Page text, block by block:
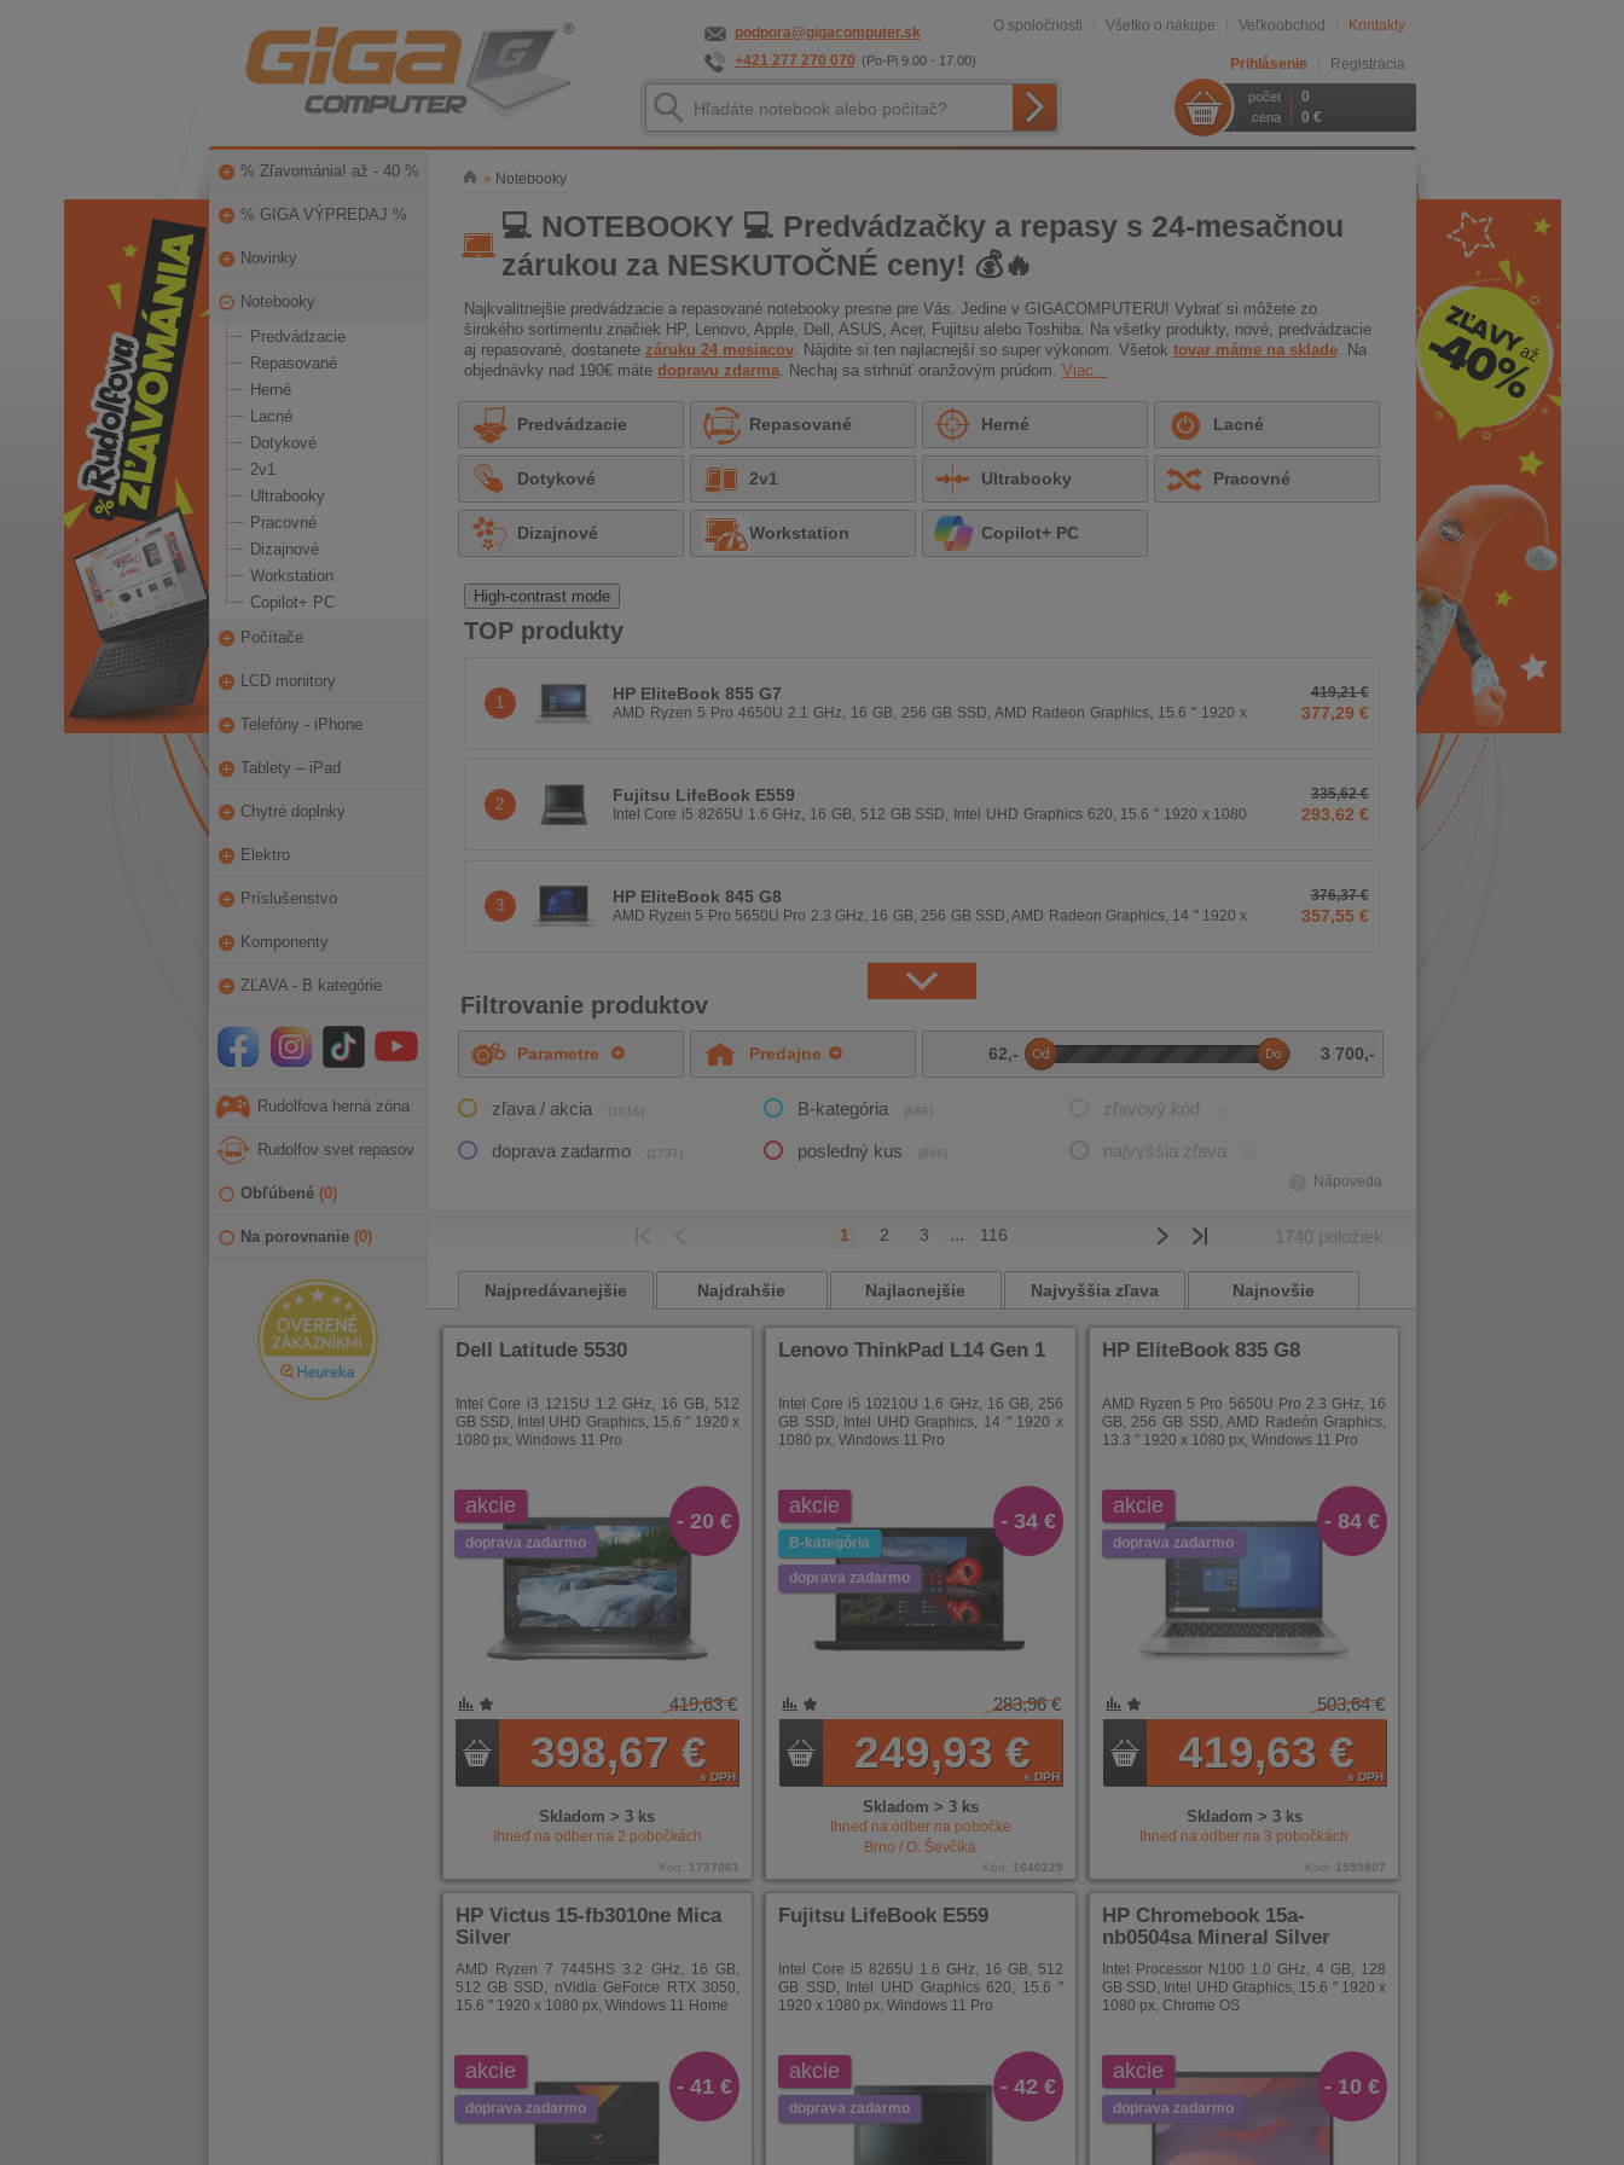
podpora@gigacomputer.sk
+421 277 270 070 (Po-Pi 9.00 - 17.00)
O spoločnosti Všetko o nákupe Veľkoobchod Kontakty
Prihlásenie Registrácia
počet 0
cena 0 €
% Zľavománia! až - 40 %
% GIGA VÝPREDAJ %
Novinky
Notebooky
Predvádzacie
Repasované
Herné
Lacné
Dotykové
2v1
Ultrabooky
Pracovné
Dizajnové
Workstation
Copilot+ PC
Počítače
LCD monitory
Telefóny - iPhone
Tablety – iPad
Chytré doplnky
Elektro
Príslušenstvo
Komponenty
ZĽAVA - B kategórie
Rudolfova herná zóna
Rudolfov svet repasov
Obľúbené (0)
Na porovnanie (0)
» Notebooky
💻 NOTEBOOKY 💻 Predvádzačky a repasy s 24-mesačnou
zárukou za NESKUTOČNÉ ceny! 💰🔥
Najkvalitnejšie predvádzacie a repasované notebooky presne pre Vás. Jedine v GIGACOMPUTERU! Vybrať si môžete zo
širokého sortimentu značiek HP, Lenovo, Apple, Dell, ASUS, Acer, Fujitsu alebo Toshiba. Na všetky produkty, nové, predvádzacie
aj repasované, dostanete záruku 24 mesiacov. Nájdite si ten najlacnejší so super výkonom. Všetok tovar máme na sklade. Na
objednávky nad 190€ máte dopravu zdarma. Nechaj sa strhnúť oranžovým prúdom. Viac...
Predvádzacie Repasované Herné Lacné
Dotykové 2v1 Ultrabooky Pracovné
Dizajnové Workstation Copilot+ PC
High-contrast mode
TOP produkty
1 HP EliteBook 855 G7
AMD Ryzen 5 Pro 4650U 2.1 GHz, 16 GB, 256 GB SSD, AMD Radeon Graphics, 15.6 " 1920 x
419,21 €
377,29 €
2 Fujitsu LifeBook E559
Intel Core i5 8265U 1.6 GHz, 16 GB, 512 GB SSD, Intel UHD Graphics 620, 15.6 " 1920 x 1080
335,62 €
293,62 €
3 HP EliteBook 845 G8
AMD Ryzen 5 Pro 5650U Pro 2.3 GHz, 16 GB, 256 GB SSD, AMD Radeon Graphics, 14 " 1920 x
376,37 €
357,55 €
Filtrovanie produktov
Parametre Predajne 62,- 3 700,-
zľava / akcia B-kategória zľavový kód
doprava zadarmo posledný kus najvyššia zľava
Nápoveda
Najpredávanejšie Najdrahšie Najlacnejšie Najvyššia zľava Najnovšie
1 2 3 ... 116 1740 položiek
Dell Latitude 5530
Intel Core i3 1215U 1.2 GHz, 16 GB, 512
GB SSD, Intel UHD Graphics, 15.6 " 1920 x
1080 px, Windows 11 Pro
akcie
doprava zadarmo
- 20 €
419,63 €
398,67 €s DPH
Skladom > 3 ks
Ihneď na odber na 2 pobočkách
Kód: 1737061
Lenovo ThinkPad L14 Gen 1
Intel Core i5 10210U 1.6 GHz, 16 GB, 256
GB SSD, Intel UHD Graphics, 14 " 1920 x
1080 px, Windows 11 Pro
akcie
B-kategória
doprava zadarmo
- 34 €
283,96 €
249,93 €s DPH
Skladom > 3 ks
Ihneď na odber na pobočke
Brno / O. Ševčíka
Kód: 1640229
HP EliteBook 835 G8
AMD Ryzen 5 Pro 5650U Pro 2.3 GHz, 16
GB, 256 GB SSD, AMD Radeón Graphics,
13.3 " 1920 x 1080 px, Windows 11 Pro
akcie
doprava zadarmo
- 84 €
POROVNÁNÍ
OBLÍBENÉ 503,64 €
419,63 €s DPH
Skladom > 3 ks
Ihneď na odber na3 pobočkách
Kód: 1599807
HP Victus 15-fb3010ne Mica
Silver
AMD Ryzen 7 7445HS 3.2 GHz, 16 GB,
512 GB SSD, nVidia GeForce RTX 3050,
15.6 " 1920 x 1080 px, Windows 11 Home
akcie
doprava zadarmo
- 41 €
Fujitsu LifeBook E559
Intel Core i5 8265U 1.6 GHz, 16 GB, 512
GB SSD, Intel UHD Graphics 620, 15.6 "
1920 x 1080 px, Windows 11 Pro
akcie
doprava zadarmo
- 42 €
HP Chromebook 15a-
nb0504sa Mineral Silver
Intel Processor N100 1.0 GHz, 4 GB, 128
GB SSD, Intel UHD Graphics, 15.6 " 1920 x
1080 px, Chrome OS
akcie
doprava zadarmo
- 10 €